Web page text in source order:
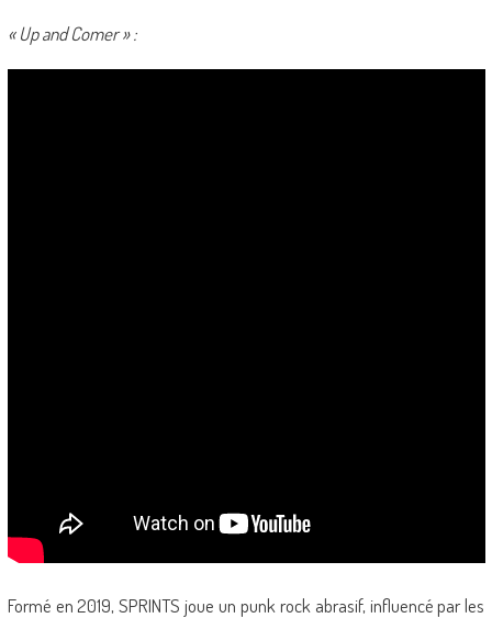
« Up and Comer » :
Formé en 2019, SPRINTS joue un punk rock abrasif, influencé par les